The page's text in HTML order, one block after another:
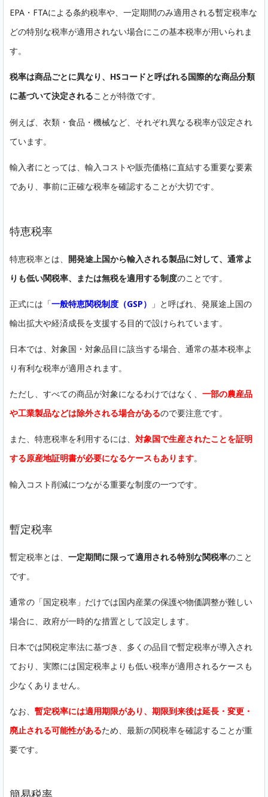
EPA・FTAによる条約税率や、一定期間のみ適用される暫定税率な
どの特別な税率が適用されない場合にこの基本税率が用いられま
す。
税率は商品ごとに異なり、HSコードと呼ばれる国際的な商品分類
に基づいて決定されることが特徴です。
例えば、衣類・食品・機械など、それぞれ異なる税率が設定され
ています。
輸入者にとっては、輸入コストや販売価格に直結する重要な要素
であり、事前に正確な税率を確認することが大切です。
特恵税率
特恵税率とは、 開発途上国から輸入される製品に対して、通常よ
りも低い関税率、または無税を適用する制度のことです。
正式には「一般特恵関税制度（GSP）
」と呼ばれ、発展途上国の
輸出拡大や経済成長を支援する目的で設けられています。
日本では、対象国・対象品目に該当する場合、通常の基本税率よ
り有利な税率が適用されます。
ただし、すべての商品が対象になるわけではなく、 一部の農産品
や工業製品などは除外される場合があるので要注意です。
また、特恵税率を利用するには、 対象国で生産されたことを証明
する原産地証明書が必要になるケースもあります。
輸入コスト削減につながる重要な制度の一つです。
暫定税率
暫定税率とは、 一定期間に限って適用される特別な関税率のこと
です。
通常の「国定税率」だけでは国内産業の保護や物価調整が難しい
場合に、政府が一時的な措置として設定します。
日本では関税定率法に基づき、多くの品目で暫定税率が導入され
ており、実際には国定税率よりも低い税率が適用されるケースも
少なくありません。
なお、 暫定税率には適用期限があり、期限到来後は延長・変更・
廃止される可能性があるため、最新の関税率を確認することが重
要です。